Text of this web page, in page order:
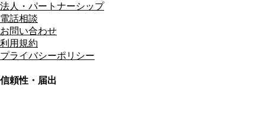
法人・パートナーシップ
電話相談
お問い合わせ
利用規約
プライバシーポリシー
信頼性・届出